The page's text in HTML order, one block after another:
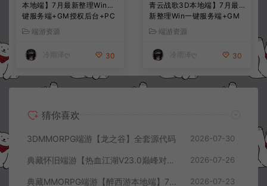
本地端】7月最新整理Win一
键服务端+GM授权后台+PC
客户端+详细搭建教程
端游资源
冷雨泽ღ 30
青云战歌3D本地端】7月最
新整理Win一键服务端+GM
工具+PC客户端+详细搭建教
端游资源
冷雨泽ღ 30
猜你喜欢
3DMMORPG端游【龙之谷】全套源代码 2026-07-30
典藏怀旧端游【热血江湖V23.0巅峰对决】7月最新整理Win一键服务端+GS源码+百宝阁+在线GM工具+PC客户端+详细搭建教程 2026-07-26
典藏MMORPG端游【醉西游本地端】7月最新整理Win一键服务端+GM授权后台+PC客户端+详细搭建教程 2026-07-23